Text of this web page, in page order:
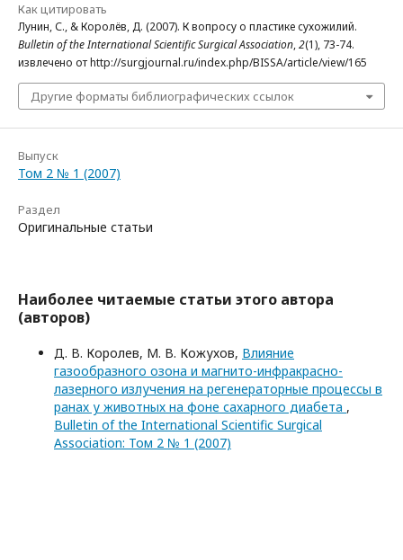
Как цитировать
Лунин, С., & Королёв, Д. (2007). К вопросу о пластике сухожилий.
Bulletin of the International Scientific Surgical Association,2(1), 73-74.
извлечено от http://surgjournal.ru/index.php/BISSA/article/view/165
Другие форматы библиографических ссылок
Выпуск
Том 2 № 1 (2007)
Раздел
Оригинальные статьи
Наиболее читаемые статьи этого автора
(авторов)
Д. В. Королев, М. В. Кожухов, Влияние
газообразного озона и магнито-инфракрасно-
лазерного излучения на регенераторные процессы в
ранах у животных на фоне сахарного диабета ,
Bulletin of the International Scientific Surgical
Association: Том 2 № 1 (2007)